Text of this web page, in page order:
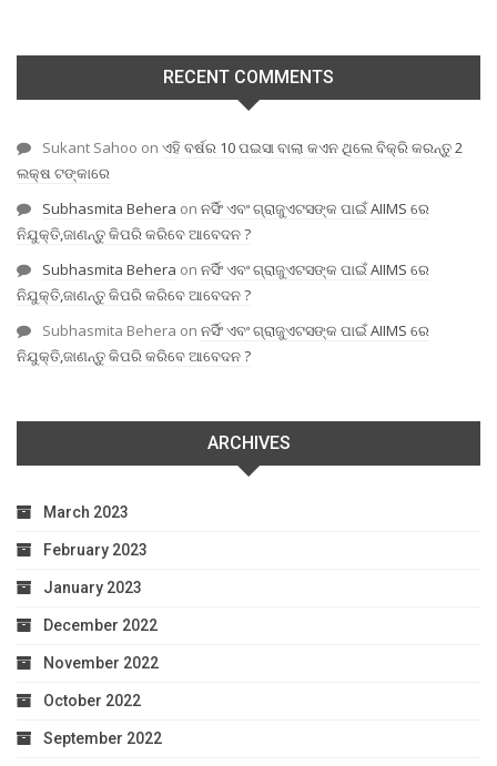
RECENT COMMENTS
Sukant Sahoo on ଏହି ବର୍ଷର 10 ପଇସା ବାଲା କଏନ ଥିଲେ ବିକ୍ରି କରନ୍ତୁ 2
ଲକ୍ଷ ଟଙ୍କାରେ
Subhasmita Behera on ନର୍ସିଂ ଏବଂ ଗ୍ରାଜୁଏଟସଙ୍କ ପାଇଁ AIIMS ରେ
ନିଯୁକ୍ତି,ଜାଣନ୍ତୁ କିପରି କରିବେ ଆବେଦନ ?
Subhasmita Behera on ନର୍ସିଂ ଏବଂ ଗ୍ରାଜୁଏଟସଙ୍କ ପାଇଁ AIIMS ରେ
ନିଯୁକ୍ତି,ଜାଣନ୍ତୁ କିପରି କରିବେ ଆବେଦନ ?
Subhasmita Behera on ନର୍ସିଂ ଏବଂ ଗ୍ରାଜୁଏଟସଙ୍କ ପାଇଁ AIIMS ରେ
ନିଯୁକ୍ତି,ଜାଣନ୍ତୁ କିପରି କରିବେ ଆବେଦନ ?
ARCHIVES
March 2023
February 2023
January 2023
December 2022
November 2022
October 2022
September 2022